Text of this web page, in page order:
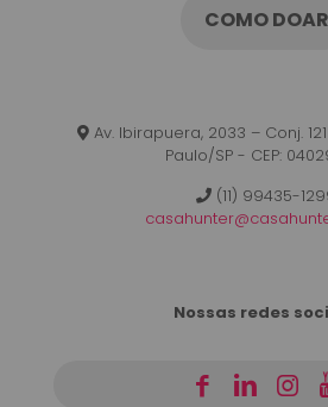
COMO DOAR
Av. Ibirapuera, 2033 – Conj.
Paulo/SP - CEP:
(11) 99435-
Nossas redes